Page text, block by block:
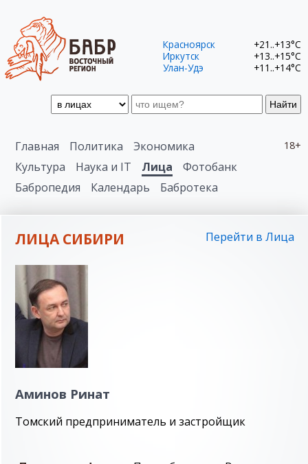
Найти
Красноярск
+21..+13°C
Иркутск
+13..+15°C
Улан-Удэ
+11..+14°C
18+
Главная Политика
Экономика
Культура
Наука и IT Лица
Фотобанк
Бабропедия
Календарь Бабротека
ЛИЦА СИБИРИ Перейти в Лица
Аминов Ринат
Томский предприниматель и застройщик